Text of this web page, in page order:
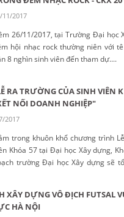
11/2017
26/11/2017, tại Trường Đại học
hội nhạc rock thường niên với
8 nghìn sinh viên đến tham dự....
RA TRƯỜNG CỦA SINH VIÊN
NỐI DOANH NGHIỆP"
2017
trong khuôn khổ chương trình
Khóa 57 tại Đại học Xây dựng,
trường Đại học Xây dựng sẽ
bảo vệ tốt nghiệp) với các
có nhu cầu tuyển dụng nhân sự....
XÂY DỰNG VÔ ĐỊCH FUTSAL
HÀ NỘI